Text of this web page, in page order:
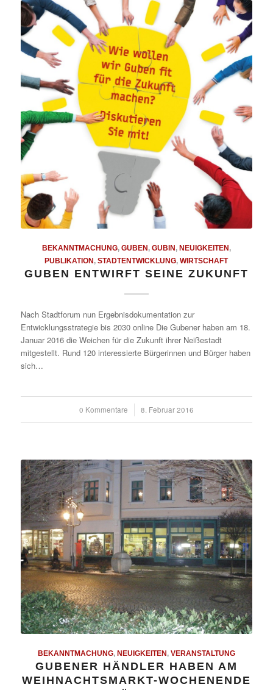
BEKANNTMACHUNG, GUBEN, GUBIN, NEUIGKEITEN,
PUBLIKATION,STADTENTWICKLUNG,WIRTSCHAFT
GUBEN ENTWIRFT SEINE ZUKUNFT
Nach Stadtforum nun Ergebnisdokumentation zur
Entwicklungsstrategie bis 2030 online Die Gubener haben am 18.
Januar 2016 die Weichen für die Zukunft ihrer Neißestadt
mitgestellt. Rund 120 interessierte Bürgerinnen und Bürger haben
sich…
0 Kommentare
/ 8. Februar 2016
BEKANNTMACHUNG, NEUIGKEITEN VERANSTALTUNG
GUBENER HÄNDLER HABEN AM
WEIHNACHTSMARKT-WOCHENENDE